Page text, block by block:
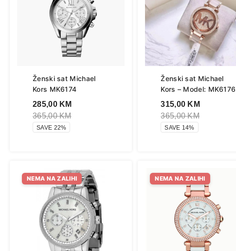
Ženski sat Michael
Kors MK6174
285,00 KM
365,00KM
SAVE 22%
Ženski sat Michael
Kors – Model: MK6176
315,00 KM
365,00KM
SAVE 14%
NEMA NA ZALIHI NEMA NA ZALIHI